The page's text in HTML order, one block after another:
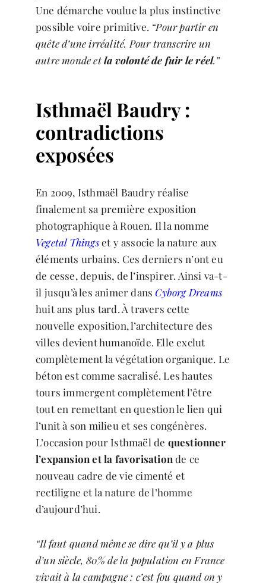
Une démarche voulue la plus instinctive
possible voire primitive. “Pour partir en
quête d’une irréalité. Pour transcrire un
autre monde etla volonté de fuir le réel.”
Isthmaël Baudry :
contradictions
exposées
En 2009, Isthmaël Baudry réalise
finalement sa première exposition
photographique à Rouen. Il la nomme
Vegetal Thingset y associe la nature aux
éléments urbains. Ces derniers n’ont eu
de cesse, depuis, de l’inspirer. Ainsi va-t-
il jusqu’à les animer dansCyborg Dreams
huit ans plus tard. À travers cette
nouvelle exposition, l’architecture des
villes devient humanoïde. Elle exclut
complètement la végétation organique. Le
béton est comme sacralisé. Les hautes
tours immergent complètement l’être
tout en remettant en question le lien qui
l’unit à son milieu et ses congénères.
L’occasion pour Isthmaël de questionner
l’expansion et la favorisationde ce
nouveau cadre de vie cimenté et
rectiligne et la nature de l’homme
d’aujourd’hui.
“Il faut quand même se dire qu’il y a plus
d’un siècle, 80% de la population en France
vivait à la campagne : c’est fou quand on y